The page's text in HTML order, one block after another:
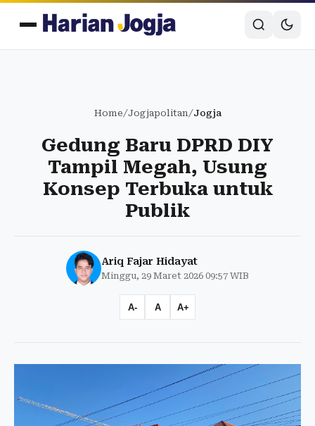
Home/Jogjapolitan/Jogja
Gedung Baru DPRD DIY
Tampil Megah, Usung
Konsep Terbuka untuk
Publik
Ariq Fajar Hidayat
Minggu, 29 Maret 2026 09:57 WIB
A- A A+